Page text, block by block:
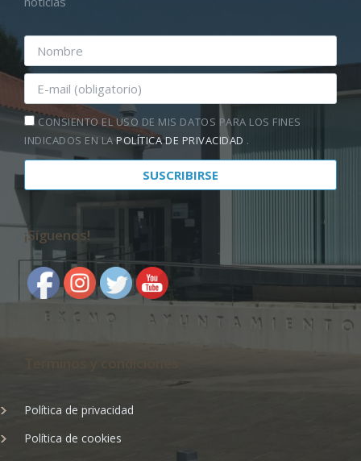
CONSIENTO EL USO DE MIS DATOS PARA LOS FINES
INDICADOS EN LAPOLÍTICA DE PRIVACIDAD .
¡Síguenos!
Política de privacidad
Política de cookies